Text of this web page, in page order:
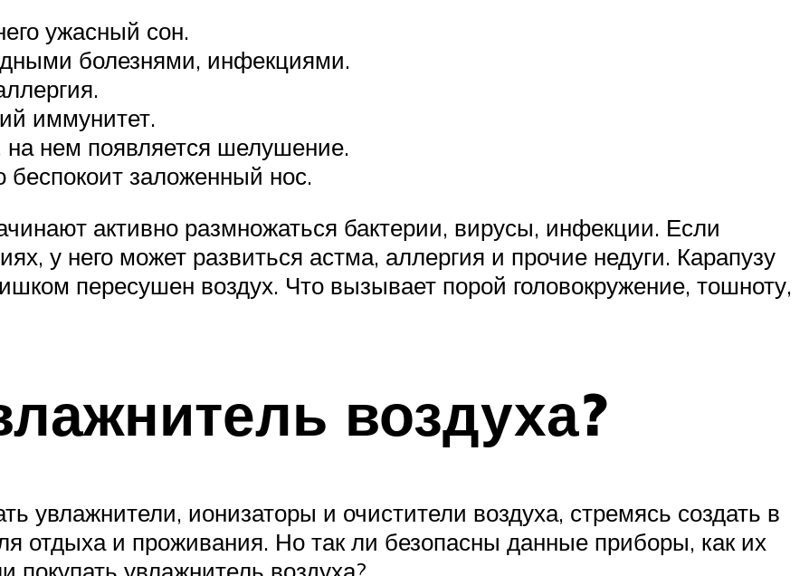
ужасный сон.
болезнями, инфекциями.
иммунитет.
на нем появляется шелушение.
беспокоит заложенный нос.
активно размножаться бактерии, вирусы, инфекции. Если
у него может развиться астма, аллергия и прочие недуги. Карапузу
пересушен воздух. Что вызывает порой головокружение, тошноту,
воздуха?
увлажнители, ионизаторы и очистители воздуха, стремясь создать в
отдыха и проживания. Но так ли безопасны данные приборы, как их